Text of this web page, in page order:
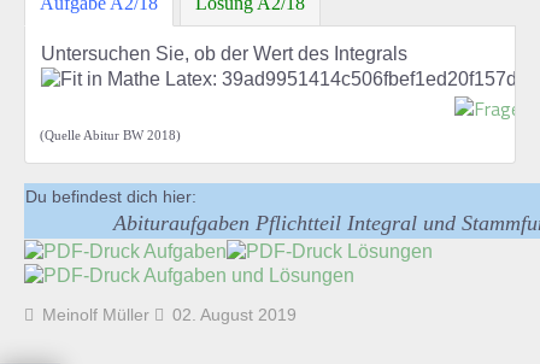
Untersuchen Sie, ob der Wert des Integrals
(Quelle Abitur BW 2018)
Du befindest dich hier:
Abituraufgaben Pflichtteil Integral und
Meinolf Müller 02. August 2019